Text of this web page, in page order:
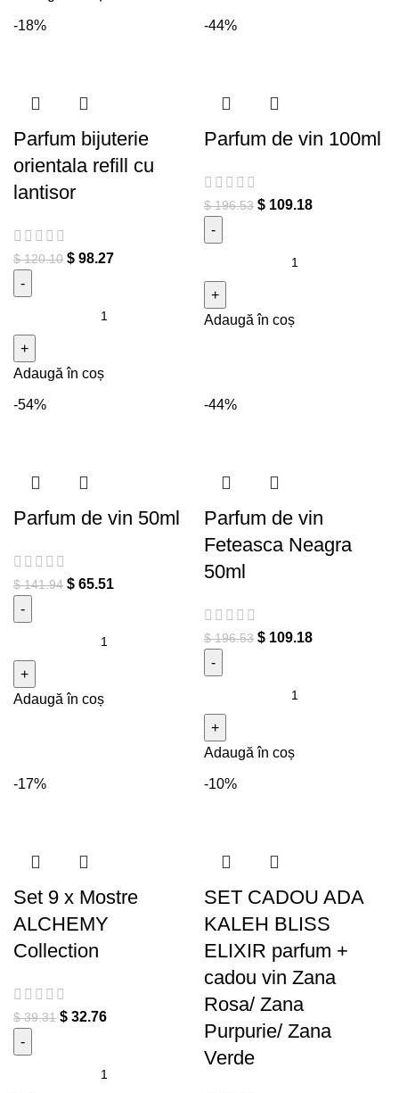
Gods(for him)
-18%
Parfum bijuterie
orientala refill cu
lantisor
$120.10 $ 98.27
Cantitate Parfum bijuterie
Adaugă în coș
-44%
Parfum de vin 100ml
$196.53 $ 109.18
Cantitate Parfum de vin
Adaugă în coș
-54%
Parfum de vin 50ml
$141.94 $ 65.51
Cantitate Parfum de vin 50ml
Adaugă în coș
-44%
Parfum de vin
Feteasca Neagra
50ml
$196.53 $ 109.18
Cantitate Parfum de vin
Adaugă în coș
-17%
Set 9 x Mostre
ALCHEMY
Collection
$39.31 $ 32.76
Cantitate Set 9 x Mostre
-10%
SET CADOU ADA
KALEH BLISS
ELIXIR parfum +
cadou vin Zana
Rosa/ Zana
Purpurie/ Zana
Verde